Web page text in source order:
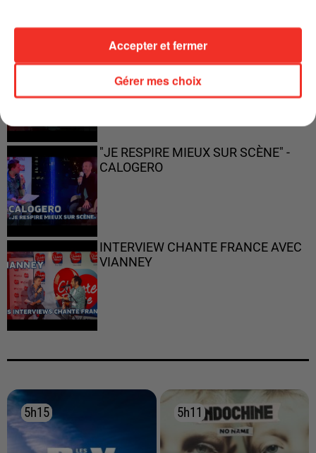
PARFAITS"
"JE RESPIRE MIEUX SUR SCÈNE" -
CALOGERO
INTERVIEW CHANTE FRANCE AVEC
VIANNEY
5h15
5h15 5h11
5h11
Gérer mes choix
Accepter et fermer